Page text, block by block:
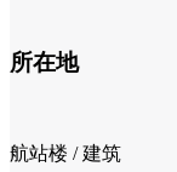
所在地
航站楼 / 建筑